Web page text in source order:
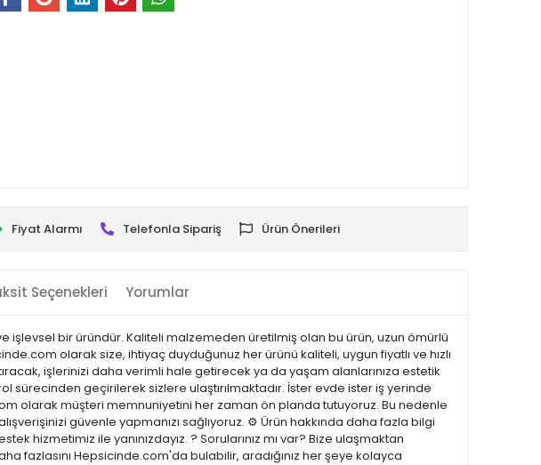
Fiyat Alarmı Telefonla Sipariş Ürün Önerileri
Seçenekleri Yorumlar
ve işlevsel bir üründür. Kaliteli malzemeden üretilmiş olan bu ürün, uzun ömürlü
olarak size, ihtiyaç duyduğunuz her ürünü kaliteli, uygun fiyatlı ve hızlı
işlerinizi daha verimli hale getirecek ya da yaşam alanlarınıza estetik
sürecinden geçirilerek sizlere ulaştırılmaktadır. İster evde ister iş yerinde
olarak müşteri memnuniyetini her zaman ön planda tutuyoruz. Bu nedenle
güvenle yapmanızı sağlıyoruz. ⚙️ Ürün hakkında daha fazla bilgi
hizmetimiz ile yanınızdayız. ? Sorularınız mı var? Bize ulaşmaktan
fazlasını Hepsicinde.com'da bulabilir, aradığınız her şeye kolayca